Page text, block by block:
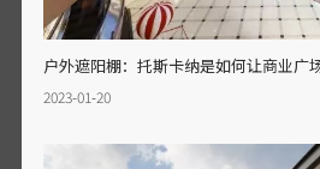
户外遮阳棚：托斯卡纳是如何让商业广
2023-01-20